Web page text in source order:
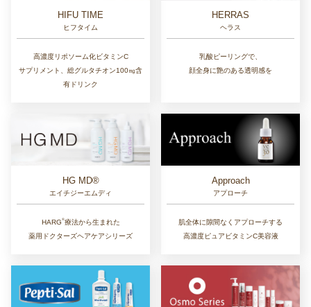
HIFU TIME
ヒフタイム
高濃度リポソーム化ビタミンC
サプリメント、総グルタチオン100㎎含
有ドリンク
HERRAS
ヘラス
乳酸ピーリングで、
顔全身に艶のある透明感を
HG MD®
エイチジーエムディ
HARG®︎療法から生まれた
薬用ドクターズヘアケアシリーズ
Approach
アプローチ
肌全体に隙間なくアプローチする
高濃度ピュアビタミンC美容液